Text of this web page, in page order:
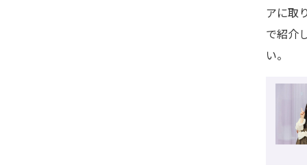
アに取
で紹介
い。